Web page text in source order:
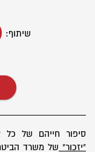
שיתוף:
סיפור חייהם של
"יזכור" של משרד